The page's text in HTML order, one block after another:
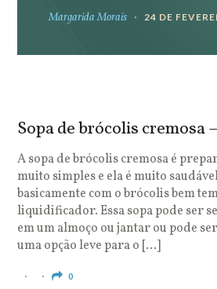
Margarida Morais 24 DE
Sopa de brócolis cremosa
A sopa de brócolis cremosa é
muito simples e ela é muito
basicamente com o brócolis bem
liquidificador. Essa sopa pode ser
em um almoço ou jantar ou pode
uma opção leve para o […]
0